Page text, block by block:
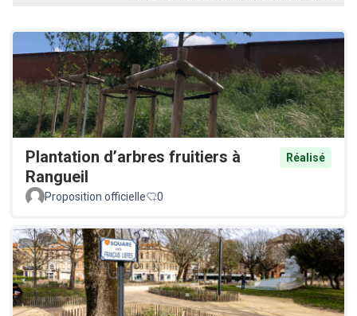
Plantation d’arbres fruitiers à
Rangueil
Réalisé
Proposition officielle 0